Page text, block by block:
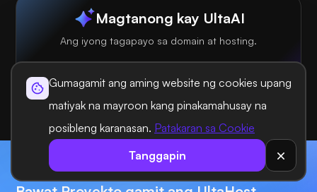
Gumagamit ang aming website ng cookies upang
matiyak na mayroon kang pinakamahusay na
posibleng karanasan. Patakaran sa Cookie
Tanggapin
Magtanong kay UltaAI
Ang iyong tagapayo sa domain at hosting.
Magsimula Ngayon, Mas Pabilisin ang